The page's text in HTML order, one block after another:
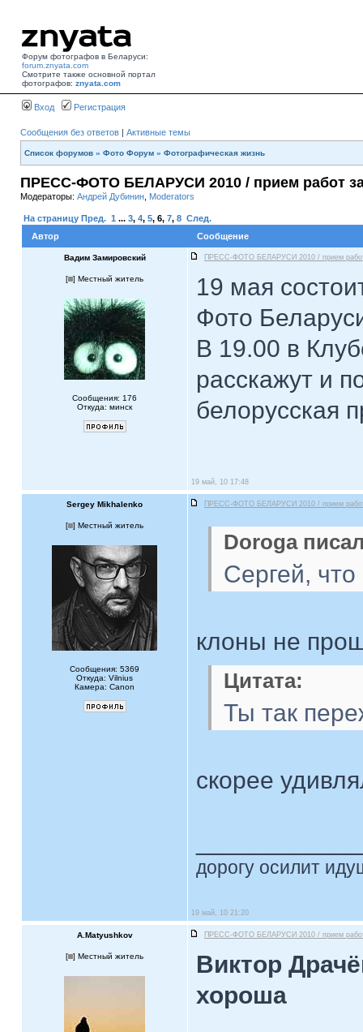
Форум фотографов в Беларуси:
forum.znyata.com
Смотрите также основной портал
фотографов: znyata.com
Вход Регистрация
Сообщения без ответов | Активные темы
Список форумов » Фото Форум » Фотографическая жизнь
ПРЕСС-ФОТО БЕЛАРУСИ 2010 / прием работ
Модераторы: Андрей Дубинин Moderators
На страницу Пред. 1 ... 3, 4, 5, 6, 7, 8 След.
Автор
Сообщение
Вадим Замировский ПРЕСС-ФОТО БЕЛАРУСИ 2010 / прием
[ ] Местный житель
Сообщения: 176
Откуда: минск
19 мая
Фото
В 19.00 в
расскажут и
белорусская
19 май, 10 17:48
Sergey Mikhalenko ПРЕСС-ФОТО БЕЛАРУСИ 2010 / прием
[ ] Местный житель
Сообщения: 5369
Откуда: Vilnius
Камера: Canon
Doroga
Сергей,
клоны не
Цитата:
Ты так
скорее
дорогу осилит
19 май, 10 21:20
A.Matyushkov ПРЕСС-ФОТО БЕЛАРУСИ 2010 / прием
[ ] Местный житель
Виктор
хороша